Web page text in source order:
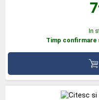
7
In
Timp confirmare